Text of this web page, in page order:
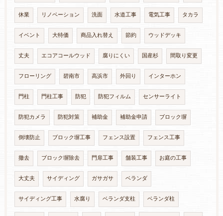
休業 リノベーション 洗面 水道工事 電気工事 タカラ
イベント 大特価 商品入れ替え 節約 ウッドデッキ
丈夫 エコアコールウッド 腐りにくい 国産杉 間取り変更
フローリング 碧南市 高浜市 外回り インターホン
門柱 門柱工事 防犯 防犯フィルム センサーライト
防犯カメラ 防犯対策 補助金 補助金申請 ブロック塀
倒壊防止 ブロック塀工事 フェンス設置 フェンス工事
撤去 ブロック塀除去 門扉工事 舗装工事 お庭の工事
大丈夫 サイディング ガサガサ ベランダ
サイディング工事 水腐り ベランダ支柱 ベランダ柱